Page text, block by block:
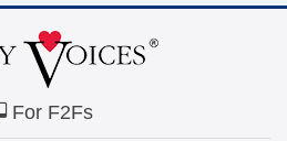
For F2Fs